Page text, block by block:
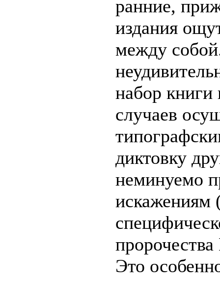
ранние,
издания
между
набор книги
случаев
диктовку
неминуемо
искажениям
Это